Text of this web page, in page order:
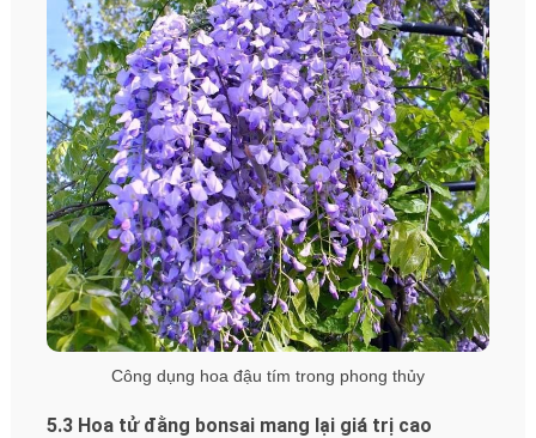
Công dụng hoa đậu tím trong phong thủy
5.3 Hoa tử đằng bonsai mang lại giá trị cao